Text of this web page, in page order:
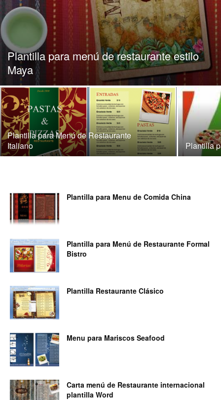
para
Restaurantes
|
Menus
Plantilla para menú de restaurante estilo
Maya
Plantilla para Menú de Restaurante
Italiano
Plantilla
Plantilla para Menu de Comida China
Plantilla para Menú de Restaurante Formal
Bistro
Plantilla Restaurante Clásico
Menu para Mariscos Seafood
Carta menú de Restaurante internacional
plantilla Word